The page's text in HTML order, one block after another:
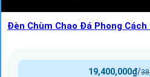
Đèn Chùm Chao Đá Phong
/
19,400,000₫